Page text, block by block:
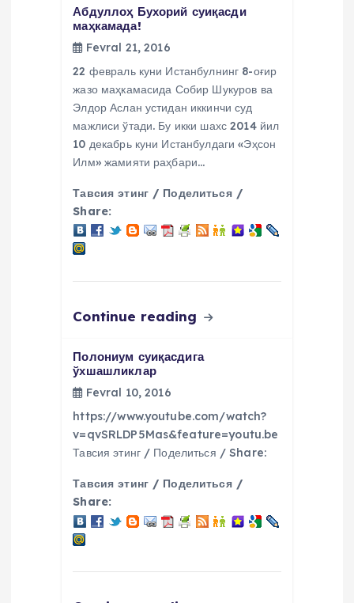
Абдуллоҳ Бухорий суиқасди
маҳкамада!
Fevral 21, 2016
22 февраль куни Истанбулнинг 8-оғир
жазо маҳкамасида Собир Шукуров ва
Элдор Аслан устидан иккинчи суд
мажлиси ўтади. Бу икки шахс 2014 йил
10 декабрь куни Истанбулдаги «Эҳсон
Илм» жамияти раҳбари…
Тавсия этинг / Поделиться /
Share:
Continue reading
Полониум суиқасдига
ўхшашликлар
Fevral 10, 2016
https://www.youtube.com/watch?
v=qvSRLDP5Mas&feature=youtu.be
Тавсия этинг / Поделиться / Share:
Тавсия этинг / Поделиться /
Share: